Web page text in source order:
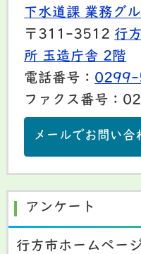
下水道課 業務グ
〒311-3512 行
所 玉造庁舎 2階
電話番号： 0299-
ファクス番号：
メールでお問い合
アンケート
行方市ホームペー